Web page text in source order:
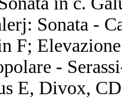
Sonata -
F;
-
E, Divox,